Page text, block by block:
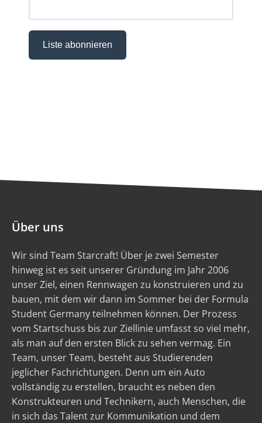
Über uns
Wir sind Team Starcraft! Über je zwei Semester
hinweg ist es seit unserer Gründung im Jahr 2006
unser Ziel, einen Rennwagen zu konstruieren und zu
bauen, mit dem wir dann im Sommer bei der Formula
Student Germany teilnehmen können. Der Prozess
vom Startschuss bis zur Ziellinie umfasst so viel mehr,
als man auf den ersten Blick zu sehen vermag. Ein
Team, unser Team, besteht aus Studierenden
jeglicher Fachrichtungen. Denn um ein Auto
vollständig zu erstellen, braucht es neben den
Konstrukteuren und Technikern, auch Menschen, die
in sich das Talent zur Kommunikation und dem